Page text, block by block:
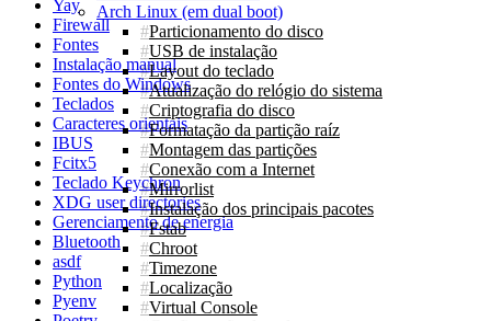
Arch Linux (em dual boot)
Particionamento do disco
USB de instalação
Layout do teclado
Atualização do relógio do sistema
Criptografia do disco
Formatação da partição raíz
Montagem das partições
Conexão com a Internet
Mirrorlist
Instalação dos principais pacotes
Fstab
Chroot
Timezone
Localização
Virtual Console
Yay
Firewall
Fontes
Instalação manual
Fontes do Windows
Teclados
Caracteres orientais
IBUS
Fcitx5
Teclado Keychron
XDG user directories
Gerenciamento de energia
Bluetooth
asdf
Python
Pyenv